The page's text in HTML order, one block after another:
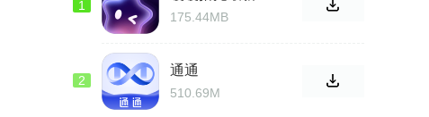
1
官方
175.44MB
2
通通
510.69M